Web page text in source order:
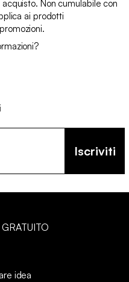
Non cumulabile con
ai prodotti
Iscriviti
idea